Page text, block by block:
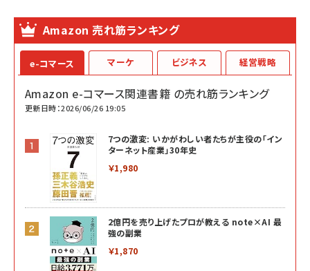
Amazon 売れ筋ランキング
e-コマース
Amazon e-コマース関連書籍 の売れ筋ランキング
更新日時：2026/06/26 19:05
7つの激変: いかがわしい者たちが主役の「イン
ターネット産業」30年史
￥1,980
2億円を売り上げたプロが教える note×AI 最
強の副業
￥1,870
マーケ ビジネス 経営戦略